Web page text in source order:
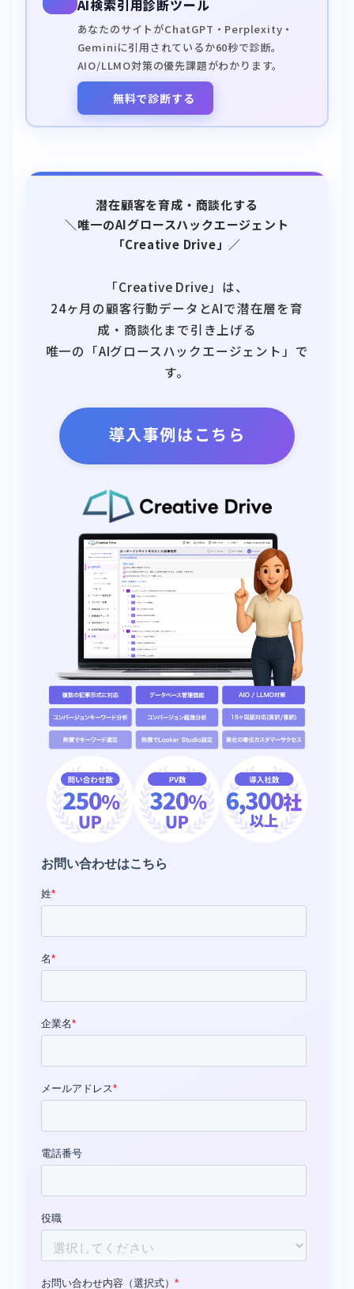
AI検索引用診断ツール
あなたのサイトがChatGPT・Perplexity・
Geminiに引用されているか60秒で診断。
AIO/LLMO対策の優先課題がわかります。
無料で診断する
潜在顧客を育成・商談化する
＼唯一のAIグロースハックエージェント
「Creative Drive」／
「Creative Drive」は、
24ヶ月の顧客行動データとAIで潜在層を育
成・商談化まで引き上げる
唯一の「AIグロースハックエージェント」で
す。
導入事例はこちら